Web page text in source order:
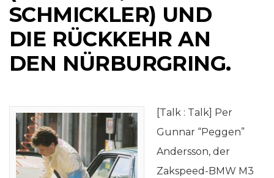
SCHMICKLER) UND
DIE RÜCKKEHR AN
DEN NÜRBURGRING.
[Talk : Talk] Per
Gunnar “Peggen”
Andersson, der
Zakspeed-BMW M3